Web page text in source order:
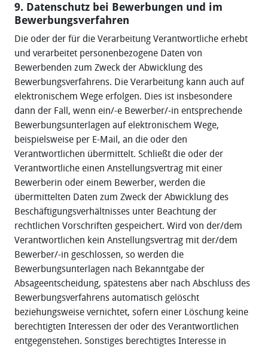
9. Datenschutz bei Bewerbungen und im
Bewerbungsverfahren
Die oder der für die Verarbeitung Verantwortliche erhebt
und verarbeitet personenbezogene Daten von
Bewerbenden zum Zweck der Abwicklung des
Bewerbungsverfahrens. Die Verarbeitung kann auch auf
elektronischem Wege erfolgen. Dies ist insbesondere
dann der Fall, wenn ein/-e Bewerber/-in entsprechende
Bewerbungsunterlagen auf elektronischem Wege,
beispielsweise per E-Mail, an die oder den
Verantwortlichen übermittelt. Schließt die oder der
Verantwortliche einen Anstellungsvertrag mit einer
Bewerberin oder einem Bewerber, werden die
übermittelten Daten zum Zweck der Abwicklung des
Beschäftigungsverhältnisses unter Beachtung der
rechtlichen Vorschriften gespeichert. Wird von der/dem
Verantwortlichen kein Anstellungsvertrag mit der/dem
Bewerber/-in geschlossen, so werden die
Bewerbungsunterlagen nach Bekanntgabe der
Absageentscheidung, spätestens aber nach Abschluss des
Bewerbungsverfahrens automatisch gelöscht
beziehungsweise vernichtet, sofern einer Löschung keine
berechtigten Interessen der oder des Verantwortlichen
entgegenstehen. Sonstiges berechtigtes Interesse in